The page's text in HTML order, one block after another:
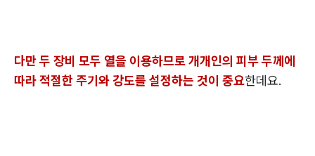
다만 두 장비 모두 열을 이용하므로 개개인의 피부 두께에
따라 적절한 주기와 강도를 설정하는 것이 중요한데요.